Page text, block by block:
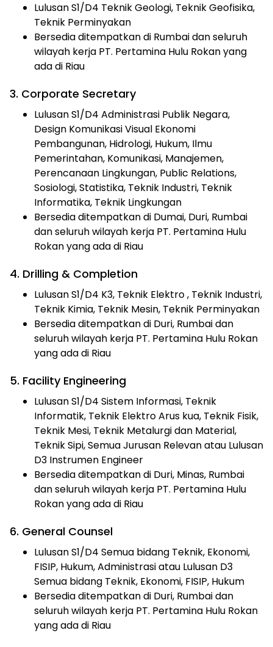
Lulusan S1/D4 Teknik Geologi, Teknik Geofisika,
Teknik Perminyakan
Bersedia ditempatkan di Rumbai dan seluruh
wilayah kerja PT. Pertamina Hulu Rokan yang
ada di Riau
3. Corporate Secretary
Lulusan S1/D4 Administrasi Publik Negara,
Design Komunikasi Visual Ekonomi
Pembangunan, Hidrologi, Hukum, Ilmu
Pemerintahan, Komunikasi, Manajemen,
Perencanaan Lingkungan, Public Relations,
Sosiologi, Statistika, Teknik Industri, Teknik
Informatika, Teknik Lingkungan
Bersedia ditempatkan di Dumai, Duri, Rumbai
dan seluruh wilayah kerja PT. Pertamina Hulu
Rokan yang ada di Riau
4. Drilling & Completion
Lulusan S1/D4 K3, Teknik Elektro , Teknik Industri,
Teknik Kimia, Teknik Mesin, Teknik Perminyakan
Bersedia ditempatkan di Duri, Rumbai dan
seluruh wilayah kerja PT. Pertamina Hulu Rokan
yang ada di Riau
5. Facility Engineering
Lulusan S1/D4 Sistem Informasi, Teknik
Informatik, Teknik Elektro Arus kua, Teknik Fisik,
Teknik Mesi, Teknik Metalurgi dan Material,
Teknik Sipi, Semua Jurusan Relevan atau Lulusan
D3 Instrumen Engineer
Bersedia ditempatkan di Duri, Minas, Rumbai
dan seluruh wilayah kerja PT. Pertamina Hulu
Rokan yang ada di Riau
6. General Counsel
Lulusan S1/D4 Semua bidang Teknik, Ekonomi,
FISIP, Hukum, Administrasi atau Lulusan D3
Semua bidang Teknik, Ekonomi, FISIP, Hukum
Bersedia ditempatkan di Duri, Rumbai dan
seluruh wilayah kerja PT. Pertamina Hulu Rokan
yang ada di Riau